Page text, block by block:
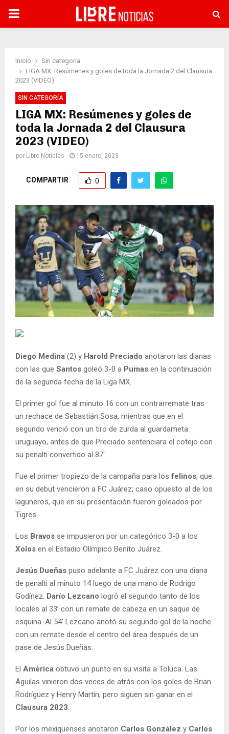
PRIMARY
Inicio
Sin categoría
LIGA MX: Resúmenes y goles de toda la Jornada 2 del Clausura
2023 (VIDEO)
SIN CATEGORÍA
LIGA MX: Resúmenes y goles de
toda la Jornada 2 del Clausura
2023 (VIDEO)
por Libre Noticias 15 enero, 2023
COMPARTIR 0
Diego Medina (2) y Harold Preciado anotaron las dianas
con las que Santos goleó 3-0 a Pumas en la continuación
de la segunda fecha de la Liga MX.
El primer gol fue al minuto 16 con un contrarremate tras
un rechace de Sebastián Sosa, mientras que en el
segundo venció con un tiro de zurda al guardameta
uruguayo, antes de que Preciado sentenciara el cotejo con
su penalti convertido al 87′.
Fue el primer tropiezo de la campaña para losfelinos, que
en su debut vencieron a FC Juárez; caso opuesto al de los
laguneros, que en su presentación fueron goleados por
Tigres.
Los Bravos se impusieron por un categórico 3-0 a los
Xolos en el Estadio Olímpico Benito Juárez.
Jesús Dueñas puso adelante a FC Juárez con una diana
de penalti al minuto 14 luego de una mano de Rodrigo
Godínez. Darío Lezcano logró el segundo tanto de los
locales al 33’ con un remate de cabeza en un saque de
esquina. Al 54’ Lezcano anotó su segundo gol de la noche
con un remate desde el centro del área después de un
pase de Jesús Dueñas.
El América obtuvo un punto en su visita a Toluca. Las
Águilas vinieron dos veces de atrás con los goles de Brian
Rodríguez y Henry Martín, pero siguen sin ganar en el
Clausura 2023.
Por los mexiquenses anotaron Carlos González y Carlos